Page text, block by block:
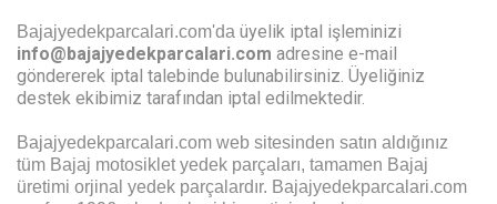
Bajajyedekparcalari.com'da üyelik iptal işleminizi
info@bajajyedekparcalari.com adresine e-mail
göndererek iptal talebinde bulunabilirsiniz. Üyeliğiniz
destek ekibimiz tarafından iptal edilmektedir.
Bajajyedekparcalari.com web sitesinden satın aldığınız
tüm Bajaj motosiklet yedek parçaları, tamamen Bajaj
üretimi orjinal yedek parçalardır. Bajajyedekparcalari.com